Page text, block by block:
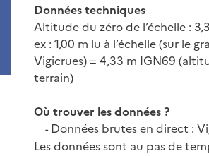
Données techniques
Altitude du zéro de l’échelle :
ex : 1,00 m lu à l’échelle (sur le
Vigicrues) = 4,33 m IGN69
terrain)
Où trouver les données ?
-Données brutes en direct :
Les données sont au pas de